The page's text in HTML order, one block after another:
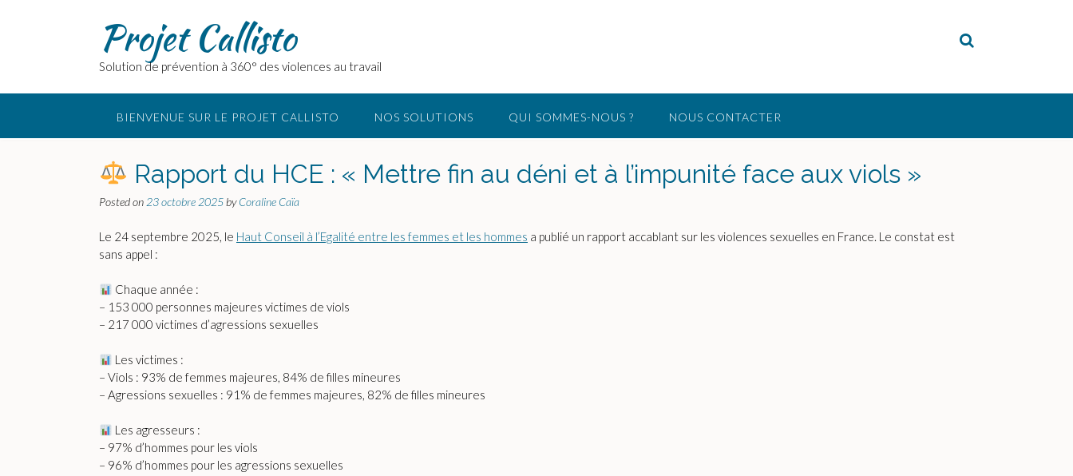
Projet Callisto
Solution de prévention à 360° des violences au travail
BIENVENUE SUR LE PROJET CALLISTO NOS SOLUTIONS QUI SOMMES-NOUS ? NOUS CONTACTER
Rapport du HCE : « Mettre fin au déni et à l’impunité face aux viols »
Posted on 23 octobre 2025 byCoraline Caïa
Le 24 septembre 2025, le Haut Conseil à l’Egalité entre les femmes et les hommes a publié un rapport accablant sur les violences sexuelles en France. Le constat est
sans appel :
Chaque année :
– 153 000 personnes majeures victimes de viols
– 217 000 victimes d’agressions sexuelles
Les victimes :
– Viols : 93% de femmes majeures, 84% de filles mineures
– Agressions sexuelles : 91% de femmes majeures, 82% de filles mineures
Les agresseurs :
– 97% d’hommes pour les viols
– 96% d’hommes pour les agressions sexuelles